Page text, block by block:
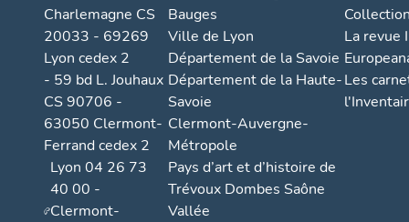
Charlemagne CS
20033 - 69269
Lyon cedex 2
- 59 bd L. Jouhaux
CS 90706 -
63050 Clermont-
Ferrand cedex 2
Lyon 04 26 73
40 00 -
Clermont-
Bauges
Ville de Lyon
Département de la Savoie
Département de la Haute-
Savoie
Clermont-Auvergne-
Métropole
Pays d’art et d’histoire de
Trévoux Dombes Saône
Vallée
La revue
Les